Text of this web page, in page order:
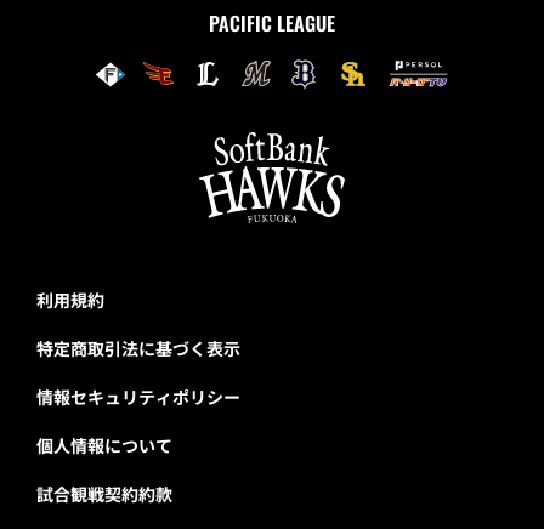
PACIFIC LEAGUE
利用規約
特定商取引法に基づく表示
情報セキュリティポリシー
個人情報について
試合観戦契約約款